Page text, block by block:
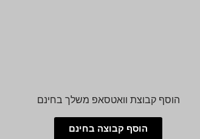
הוסף קבוצת וואטסאפ משלך בחינם
הוסף קבוצה בחינם